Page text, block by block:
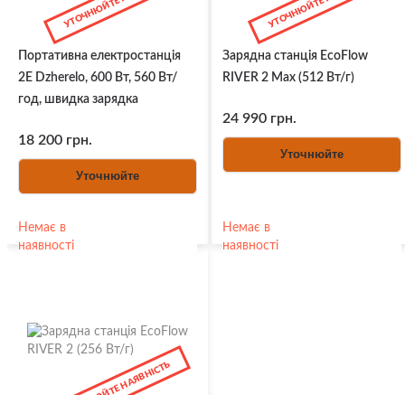
Портативна електростанція
2E Dzherelo, 600 Вт, 560 Вт/
год, швидка зарядка
18 200 грн.
Уточнюйте
Немає в
наявності
Зарядна станція EcoFlow
RIVER 2 Max (512 Вт/г)
24 990 грн.
Уточнюйте
Немає в
наявності